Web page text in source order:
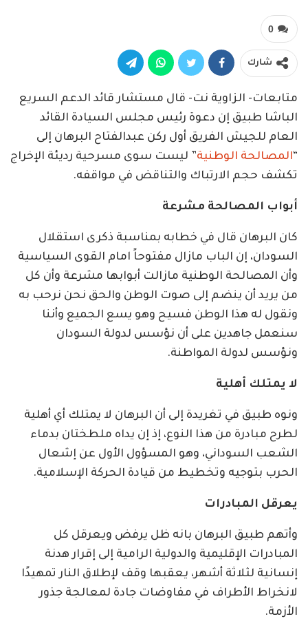
0
شارك
متابعات- الزاوية نت- قال مستشار قائد الدعم السريع
الباشا طبيق إن دعوة رئيس مجلس السيادة القائد
العام للجيش الفريق أول ركن عبدالفتاح البرهان إلى
“المصالحة الوطنية” ليست سوى مسرحية رديئة الإخراج
تكشف حجم الارتباك والتناقض في مواقفه.
أبواب المصالحة مشرعة
كان البرهان قال في خطابه بمناسبة ذكرى استقلال
السودان، إن الباب مازال مفتوحاً امام القوى السياسية
وأن المصالحة الوطنية مازالت أبوابها مشرعة وأن كل
من يريد أن ينضم إلى صوت الوطن والحق نحن نرحب به
ونقول له هذا الوطن فسيح وهو يسع الجميع وأننا
سنعمل جاهدين على أن نؤسس لدولة السودان
ونؤسس لدولة المواطنة.
لا يمتلك أهلية
ونوه طبيق في تغريدة إلى أن البرهان لا يمتلك أي أهلية
لطرح مبادرة من هذا النوع، إذ إن يداه ملطختان بدماء
الشعب السوداني، وهو المسؤول الأول عن إشعال
الحرب بتوجيه وتخطيط من قيادة الحركة الإسلامية.
يعرقل المبادرات
وأتهم طبيق البرهان بانه ظل يرفض ويعرقل كل
المبادرات الإقليمية والدولية الرامية إلى إقرار هدنة
إنسانية لثلاثة أشهر، يعقبها وقف لإطلاق النار تمهيدًا
لانخراط الأطراف في مفاوضات جادة لمعالجة جذور
الأزمة.